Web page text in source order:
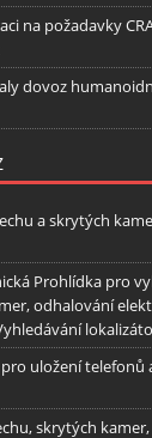
na požadavky
dovoz
a skrytých
Prohlídka pro
odhalování
uložení telefonů
skrytých